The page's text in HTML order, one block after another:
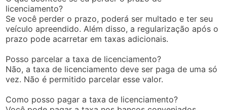
licenciamento?
Se você perder o prazo, poderá ser multado e ter seu
veículo apreendido. Além disso, a regularização após o
prazo pode acarretar em taxas adicionais.
Posso parcelar a taxa de licenciamento?
Não, a taxa de licenciamento deve ser paga de uma só
vez. Não é permitido parcelar esse valor.
Como posso pagar a taxa de licenciamento?